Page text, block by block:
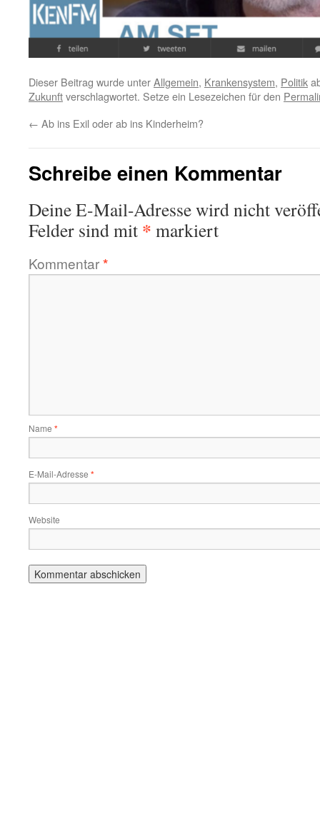
Dieser Beitrag wurde unterAllgemein, Krankensystem, Politik
Zukunftverschlagwortet. Setze ein Lesezeichen für den
← Ab ins Exil oder ab ins Kinderheim?
Schreibe einen Kommentar
Deine E-Mail-Adresse wird nicht
Felder sind mit * markiert
Kommentar*
Name *
E-Mail-Adresse *
Website